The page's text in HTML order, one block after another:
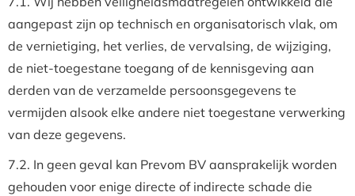
aangepast zijn op technisch en organisatorisch vlak, om
de vernietiging, het verlies, de vervalsing, de wijziging,
de niet-toegestane toegang of de kennisgeving aan
derden van de verzamelde persoonsgegevens te
vermijden alsook elke andere niet toegestane verwerking
van deze gegevens.
7.2. In geen geval kan Prevom BV aansprakelijk worden
gehouden voor enige directe of indirecte schade die